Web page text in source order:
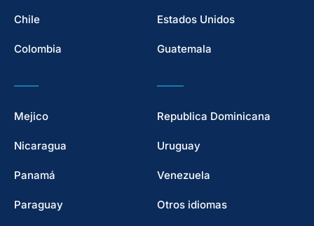
Chile
Colombia
Estados Unidos
Guatemala
Mejico
Nicaragua
Panamá
Paraguay
Republica Dominicana
Uruguay
Venezuela
Otros idiomas